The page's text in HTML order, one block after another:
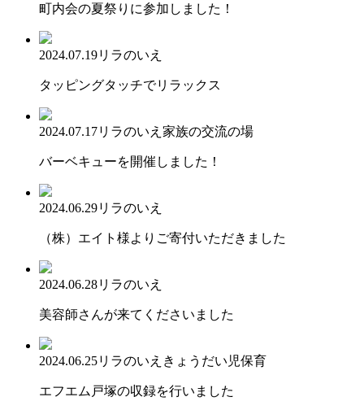
町内会の夏祭りに参加しました！
2024.07.19リラのいえ
タッピングタッチでリラックス
2024.07.17リラのいえ 家族の交流の場
バーベキューを開催しました！
2024.06.29リラのいえ
（株）エイト様よりご寄付いただきました
2024.06.28リラのいえ
美容師さんが来てくださいました
2024.06.25リラのいえ きょうだい児保育
エフエム戸塚の収録を行いました